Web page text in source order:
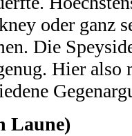
oder ganz
Die
Hier also
Laune)